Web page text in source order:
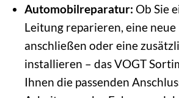
Automobilreparatur: Ob Sie
Leitung reparieren, eine
anschließen oder eine
installieren – das VOGT
Ihnen die passenden